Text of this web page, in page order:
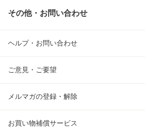
その他・お問い合わせ
ヘルプ・お問い合わせ
ご意見・ご要望
メルマガの登録・解除
お買い物補償サービス